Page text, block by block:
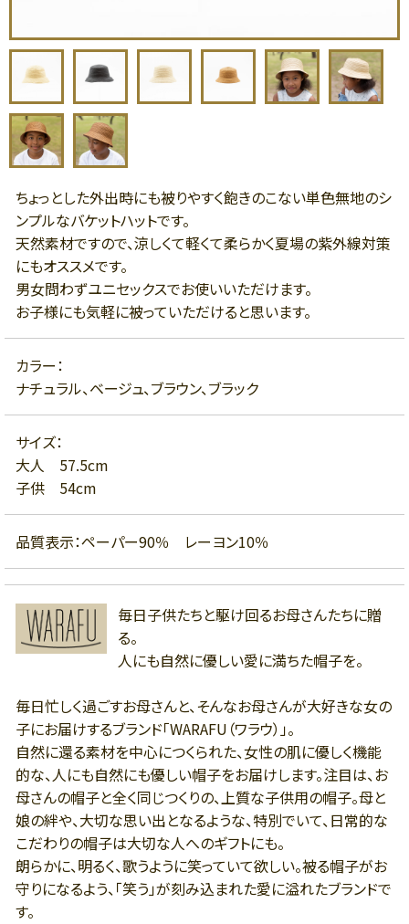
ちょっとした外出時にも被りやすく飽きのこない単色無地のシ
ンプルなバケットハットです。
天然素材ですので、涼しくて軽くて柔らかく夏場の紫外線対策
にもオススメです。
男女問わずユニセックスでお使いいただけます。
お子様にも気軽に被っていただけると思います。
カラー：
ナチュラル、ベージュ、ブラウン、ブラック
サイズ：
大人 57.5cm
子供 54cm
品質表示：ペーパー90％ レーヨン10％
毎日子供たちと駆け回るお母さんたちに贈
る。
人にも自然に優しい愛に満ちた帽子を。
毎日忙しく過ごすお母さんと、そんなお母さんが大好きな女の
子にお届けするブランド「WARAFU（ワラウ）」。
自然に還る素材を中心につくられた、女性の肌に優しく機能
的な、人にも自然にも優しい帽子をお届けします。注目は、お
母さんの帽子と全く同じつくりの、上質な子供用の帽子。母と
娘の絆や、大切な思い出となるような、特別でいて、日常的な
こだわりの帽子は大切な人へのギフトにも。
朗らかに、明るく、歌うように笑っていて欲しい。被る帽子がお
守りになるよう、「笑う」が刻み込まれた愛に溢れたブランドで
す。